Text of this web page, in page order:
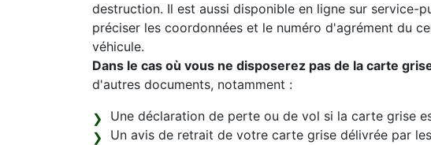
destruction. Il est aussi disponible en ligne sur service-
préciser les coordonnées et le numéro d'agrément du
véhicule.
Dans le cas où vous ne disposerez pas de la carte
d'autres documents, notamment :
Une déclaration de perte ou de vol si la carte grise
Un avis de retrait de votre carte grise délivrée par